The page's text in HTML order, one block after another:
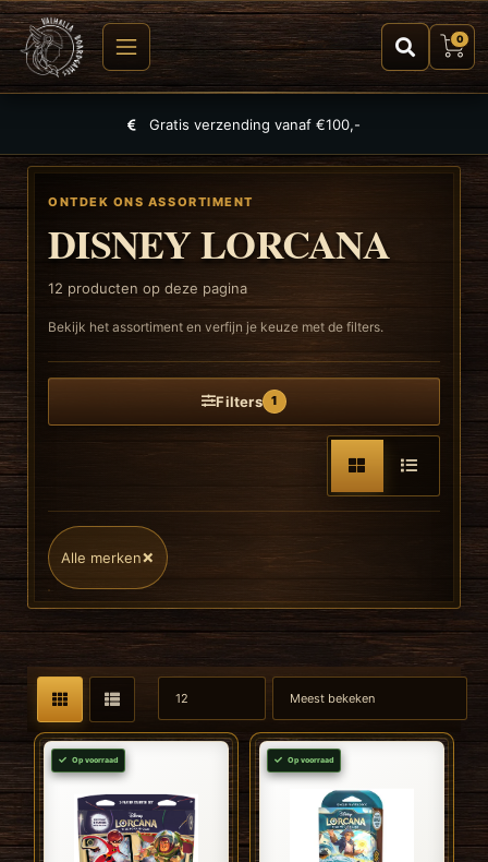
0
Grootste selectie aan spellen, puzzels en TCGs
ONTDEK ONS ASSORTIMENT
DISNEY LORCANA
12 producten op deze pagina
Bekijk het assortiment en verfijn je keuze met de filters.
Filters 1
Alle merken×
Op voorraad Op voorraad